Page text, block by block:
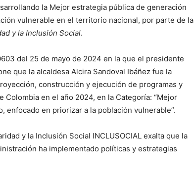
la Mejor estrategia pública de generación
vulnerable en el territorio nacional, por parte de la
y la Inclusión Social.
del 25 de mayo de 2024 en la que el presidente
que la alcaldesa Alcira Sandoval Ibáñez fue la
construcción y ejecución de programas y
en el año 2024, en la Categoría: “Mejor
enfocado en priorizar a la población vulnerable”.
y la Inclusión Social INCLUSOCIAL exalta que la
ha implementado políticas y estrategias